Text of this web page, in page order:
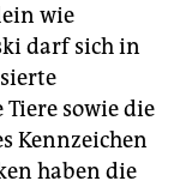
wie
darf sich in
sowie die
Kennzeichen
haben die